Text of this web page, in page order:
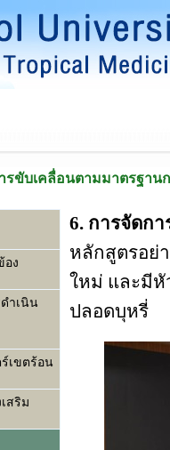
รขับเคลื่อนตามมาตรฐา
อง
ำเนิน
เขตร้อน
สริม
6. การจัดกา
หลักสูตรอย่
ใหม่ และมีหั
ปลอดบุหรี่